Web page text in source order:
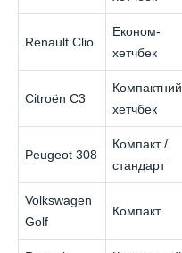
Renault Clio
Економ-
хетчбек
Citroën C3
Компактний
хетчбек
Peugeot 308
Компакт /
стандарт
Volkswagen
Golf
Компакт